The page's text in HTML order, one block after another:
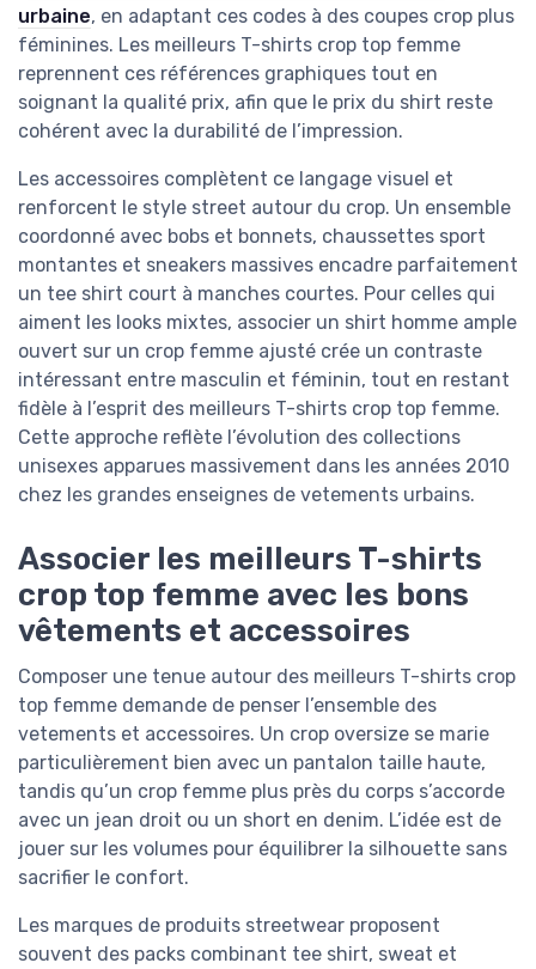
urbaine, en adaptant ces codes à des coupes crop plus
féminines. Les meilleurs T-shirts crop top femme
reprennent ces références graphiques tout en
soignant la qualité prix, afin que le prix du shirt reste
cohérent avec la durabilité de l’impression.
Les accessoires complètent ce langage visuel et
renforcent le style street autour du crop. Un ensemble
coordonné avec bobs et bonnets, chaussettes sport
montantes et sneakers massives encadre parfaitement
un tee shirt court à manches courtes. Pour celles qui
aiment les looks mixtes, associer un shirt homme ample
ouvert sur un crop femme ajusté crée un contraste
intéressant entre masculin et féminin, tout en restant
fidèle à l’esprit des meilleurs T-shirts crop top femme.
Cette approche reflète l’évolution des collections
unisexes apparues massivement dans les années 2010
chez les grandes enseignes de vetements urbains.
Associer les meilleurs T-shirts
crop top femme avec les bons
vêtements et accessoires
Composer une tenue autour des meilleurs T-shirts crop
top femme demande de penser l’ensemble des
vetements et accessoires. Un crop oversize se marie
particulièrement bien avec un pantalon taille haute,
tandis qu’un crop femme plus près du corps s’accorde
avec un jean droit ou un short en denim. L’idée est de
jouer sur les volumes pour équilibrer la silhouette sans
sacrifier le confort.
Les marques de produits streetwear proposent
souvent des packs combinant tee shirt, sweat et